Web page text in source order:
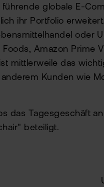
globale E-
ihr Portfolio
oder
Foods, Amazon Prime
mittlerweile das
Kunden wie
das Tagesgeschäft
beteiligt.